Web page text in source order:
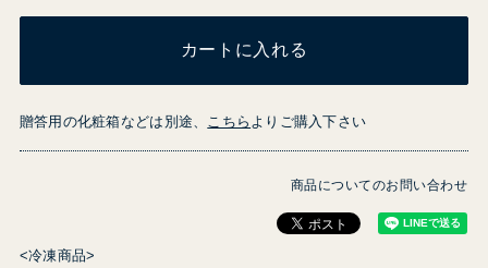
カートに入れる
贈答用の化粧箱などは別途、 こちら よりご購入下さい
商品についてのお問い合わせ
<冷凍商品>